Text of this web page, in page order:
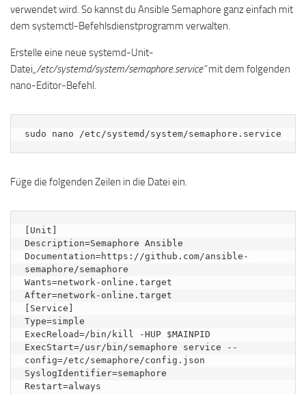
verwendet wird. So kannst du Ansible Semaphore ganz einfach mit
dem systemctl-Befehlsdienstprogramm verwalten.
Erstelle eine neue systemd-Unit-
Datei „/etc/systemd/system/semaphore.service“mit dem folgenden
nano-Editor-Befehl.
sudo nano /etc/systemd/system/semaphore.service
Füge die folgenden Zeilen in die Datei ein.
[Unit]
Description=Semaphore Ansible
Documentation=https://github.com/ansible-
semaphore/semaphore
Wants=network-online.target
After=network-online.target
[Service]
Type=simple
ExecReload=/bin/kill -HUP $MAINPID
ExecStart=/usr/bin/semaphore service --
config=/etc/semaphore/config.json
SyslogIdentifier=semaphore
Restart=always